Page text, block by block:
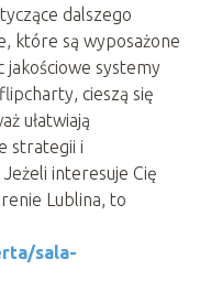
dalszego
które są wyposażone
jakościowe systemy
cieszą się
ułatwiają
strategii i
interesuje Cię
Lublina, to
sala-